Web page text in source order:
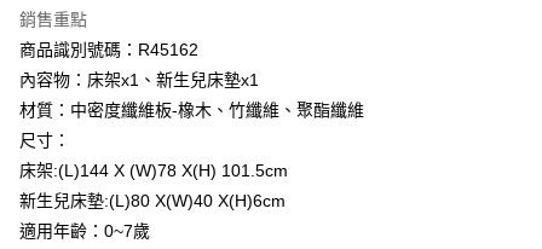
2.基於同意付款使用「大哥付你分期」之契約關係目的，商店將以您的個人
資料（包含姓名、電話或地址）提供予台灣大哥大進項蒐集、處理及利用，
由本公司與您本人進行分期帳單所需資料之確認、核對及更正。
3.完整用戶服務條款，請詳閱以下連結：
※ 交易是否成功請以「AFTEE先享後付 」之結帳頁面顯示為準，若有關於
是否繳費成功／繳費後需取消欲退款等相關疑問，請聯繫「AFTEE先享後付
客戶支援中心」
【注意事項】
１．透過由恩沛科技股份有限公司提供之「AFTEE先享後付」服務完成之交
易，需依本服務之必要範圍內提供個人資料，並將交易相關給付款項請求債
權轉讓予恩沛科技股份有限公司。
２．關於個人資料處理事宜，請瀏覽以下網址：
https://aftee.tw/terms/#terms3
３．未成年的使用者請事先徵得法定代理人或監護人之同意方可使用
銷售重點
商品識別號碼：R45162
內容物：床架x1、新生兒床墊x1
材質：中密度纖維板-橡木、竹纖維、聚酯纖維
尺寸：
床架:(L)144 X (W)78 X(H) 101.5cm
新生兒床墊:(L)80 X(W)40 X(H)6cm
適用年齡：0~7歲